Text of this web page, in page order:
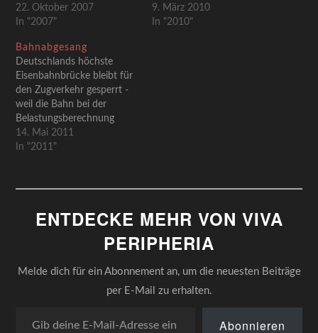
bereit dies zuzugeben. In
den Schdrasenbahnen
neuer Plan geboren. Die
Endhaltestellen der Berliner
Straßenbahn! Das sollte
doch machbar sein. Es
bieten sich hier gleich eine
Vielzahl…
22. Oktober 2007
In "2007"
Eisenbahnen gewidmet war,
berichtete, war mir
9. März 2010
In "2010"
Bahnabgesang
Deutschlands höchste
Eisenbahnbrücke bleibt für
den Zugverkehr gesperrt -
weil die Bahn bei der
Belastungsberechnung
eines vergessen hat: die
Passagiere. Nur das
war einmal 'ne Bahn aus
zum Verreisen.Sie fuhr von
14. Mai 2011
In "2011"
ENTDECKE MEHR VON VIVA
PERIPHERIA
Melde dich für ein Abonnement an, um die neuesten Beiträge
per E-Mail zu erhalten.
Abonnieren